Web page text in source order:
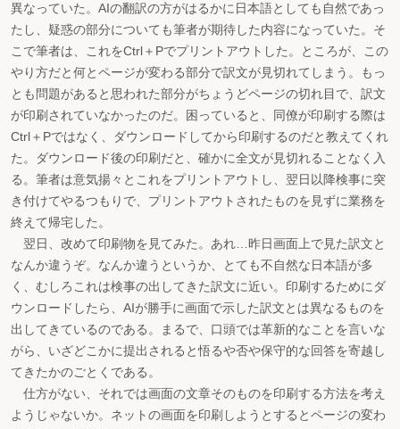
異なっていた。AIの翻訳の方がはるかに日本語としても自然であっ
たし、疑惑の部分についても筆者が期待した内容になっていた。そ
こで筆者は、これをCtrl＋Pでプリントアウトした。ところが、この
やり方だと何とページが変わる部分で訳文が見切れてしまう。もっ
とも問題があると思われた部分がちょうどページの切れ目で、訳文
が印刷されていなかったのだ。困っていると、同僚が印刷する際は
Ctrl＋Pではなく、ダウンロードしてから印刷するのだと教えてくれ
た。ダウンロード後の印刷だと、確かに全文が見切れることなく入
る。筆者は意気揚々とこれをプリントアウトし、翌日以降検事に突
き付けてやるつもりで、プリントアウトされたものを見ずに業務を
終えて帰宅した。
翌日、改めて印刷物を見てみた。あれ…昨日画面上で見た訳文と
なんか違うぞ。なんか違うというか、とても不自然な日本語が多
く、むしろこれは検事の出してきた訳文に近い。印刷するためにダ
ウンロードしたら、AIが勝手に画面で示した訳文とは異なるものを
出してきているのである。まるで、口頭では革新的なことを言いな
がら、いざどこかに提出されると悟るや否や保守的な回答を寄越し
てきたかのごとくである。
仕方がない、それでは画面の文章そのものを印刷する方法を考え
ようじゃないか。ネットの画面を印刷しようとするとページの変わ